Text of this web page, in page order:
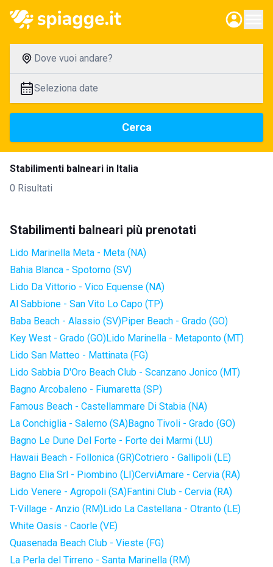
Dove vuoi andare?
Seleziona date
Cerca
Stabilimenti balneari in Italia
0 Risultati
Stabilimenti balneari più prenotati
Lido Marinella Meta - Meta (NA)
Bahia Blanca - Spotorno (SV)
Lido Da Vittorio - Vico Equense (NA)
Al Sabbione - San Vito Lo Capo (TP)
Baba Beach - Alassio (SV)Piper Beach - Grado (GO)
Key West - Grado (GO)Lido Marinella - Metaponto (MT)
Lido San Matteo - Mattinata (FG)
Lido Sabbia D'Oro Beach Club - Scanzano Jonico (MT)
Bagno Arcobaleno - Fiumaretta (SP)
Famous Beach - Castellammare Di Stabia (NA)
La Conchiglia - Salerno (SA)Bagno Tivoli - Grado (GO)
Bagno Le Dune Del Forte - Forte dei Marmi (LU)
Hawaii Beach - Follonica (GR)Cotriero - Gallipoli (LE)
Bagno Elia Srl - Piombino (LI)CerviAmare - Cervia (RA)
Lido Venere - Agropoli (SA)Fantini Club - Cervia (RA)
T-Village - Anzio (RM)Lido La Castellana - Otranto (LE)
White Oasis - Caorle (VE)
Quasenada Beach Club - Vieste (FG)
La Perla del Tirreno - Santa Marinella (RM)